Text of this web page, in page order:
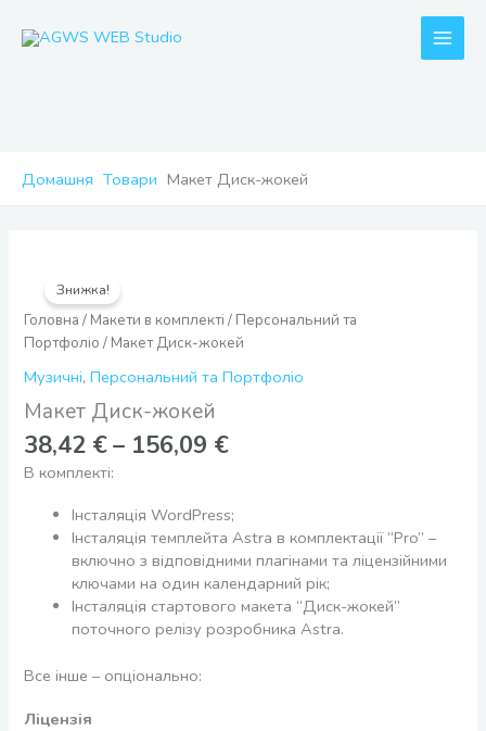
Домашня Товари Макет Диск-жокей
Знижка!
Головна / Макети в комплекті / Персональний та
Портфоліо / Макет Диск-жокей
Музичні,Персональний та Портфоліо
Макет Диск-жокей
38,42 € – 156,09 €
від
38,42 €
до
156,09 €
В комплекті:
Інсталяція WordPress;
Інсталяція темплейта Astra в комплектації “Pro” –
включно з відповідними плагінами та ліцензійними
ключами на один календарний рік;
Інсталяція стартового макета “Диск-жокей”
поточного релізу розробника Astra.
Все інше – опціонально:
Ліцензія
Диск-
жокей
кількість